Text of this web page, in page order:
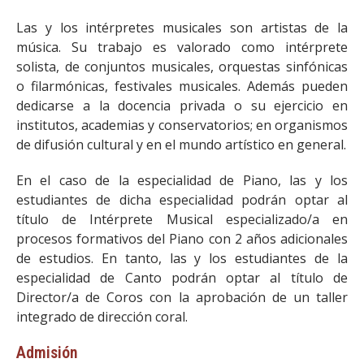
Las y los intérpretes musicales son artistas de la
música. Su trabajo es valorado como intérprete
solista, de conjuntos musicales, orquestas sinfónicas
o filarmónicas, festivales musicales. Además pueden
dedicarse a la docencia privada o su ejercicio en
institutos, academias y conservatorios; en organismos
de difusión cultural y en el mundo artístico en general.
En el caso de la especialidad de Piano, las y los
estudiantes de dicha especialidad podrán optar al
título de Intérprete Musical especializado/a en
procesos formativos del Piano con 2 años adicionales
de estudios. En tanto, las y los estudiantes de la
especialidad de Canto podrán optar al título de
Director/a de Coros con la aprobación de un taller
integrado de dirección coral.
Admisión